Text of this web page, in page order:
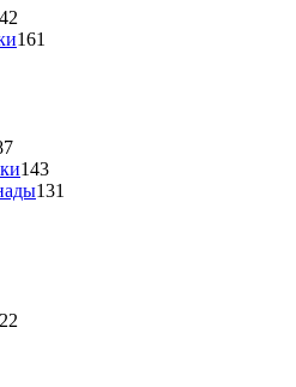
42
161
143
131
22